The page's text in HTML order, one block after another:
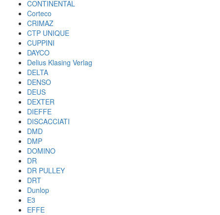
CONTINENTAL
Corteco
CRIMAZ
CTP UNIQUE
CUPPINI
DAYCO
Delius Klasing Verlag
DELTA
DENSO
DEUS
DEXTER
DIEFFE
DISCACCIATI
DMD
DMP
DOMINO
DR
DR PULLEY
DRT
Dunlop
E3
EFFE